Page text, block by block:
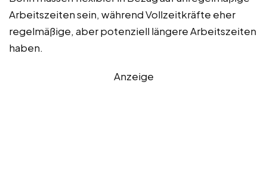
Arbeitszeiten sein, während Vollzeitkräfte eher
regelmäßige, aber potenziell längere Arbeitszeiten
haben.
Anzeige